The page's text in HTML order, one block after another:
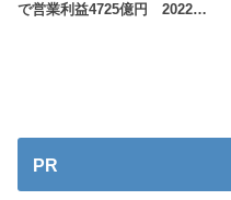
で営業利益4725億円 2022…
PR